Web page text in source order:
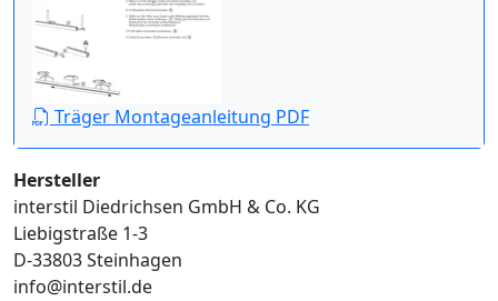
Träger Montageanleitung PDF
Hersteller
interstil Diedrichsen GmbH & Co. KG
Liebigstraße 1-3
D-33803 Steinhagen
info@interstil.de